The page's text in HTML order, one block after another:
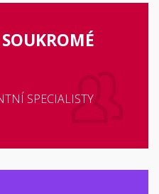
SPECIALISTY